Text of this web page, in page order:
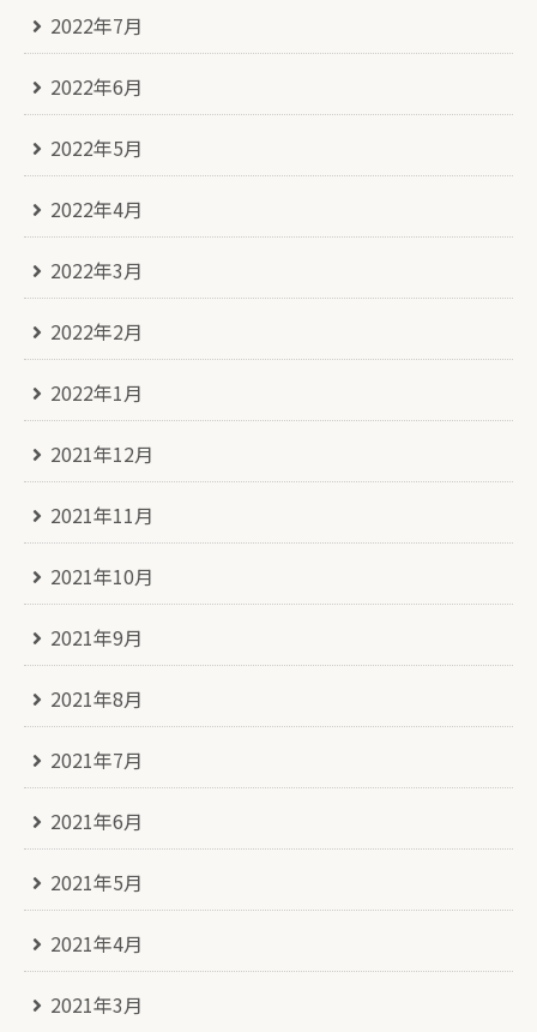
2022年7月
2022年6月
2022年5月
2022年4月
2022年3月
2022年2月
2022年1月
2021年12月
2021年11月
2021年10月
2021年9月
2021年8月
2021年7月
2021年6月
2021年5月
2021年4月
2021年3月